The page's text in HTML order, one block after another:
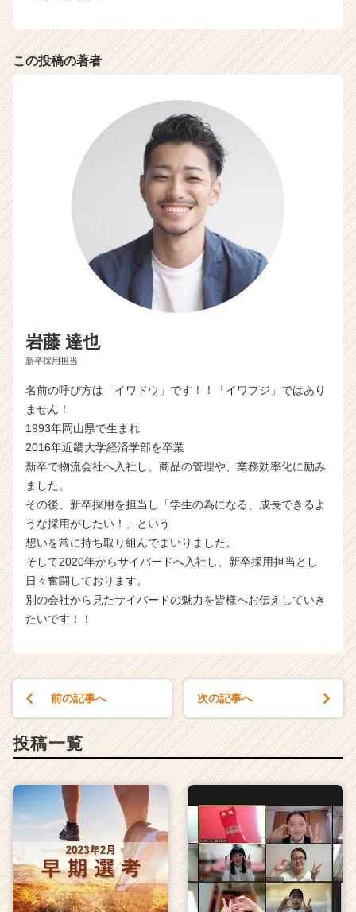
r）
この投稿の著者
岩藤 達也
新卒採用担当
名前の呼び方は「イワドウ」です！！「イワフジ」ではあり
ません！
1993年岡山県で生まれ
2016年近畿大学経済学部を卒業
新卒で物流会社へ入社し、商品の管理や、業務効率化に励み
ました。
その後、新卒採用を担当し「学生の為になる、成長できるよ
うな採用がしたい！」という
想いを常に持ち取り組んでまいりました。
そして2020年からサイバードへ入社し、新卒採用担当とし
日々奮闘しております。
別の会社から見たサイバードの魅力を皆様へお伝えしていき
たいです！！
前の記事へ 次の記事へ
投稿一覧